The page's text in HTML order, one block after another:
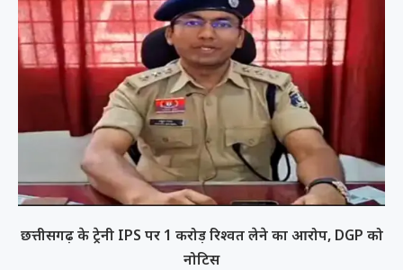
छत्तीसगढ़ के ट्रेनी IPS पर 1 करोड़ रिश्वत लेने का आरोप, DGP को
नोटिस